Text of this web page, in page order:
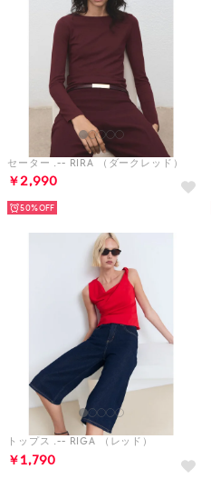
セーター .-- RIRA （ダークレッド）
￥2,990
50%
トップス .-- RIGA （レッド）
￥1,790